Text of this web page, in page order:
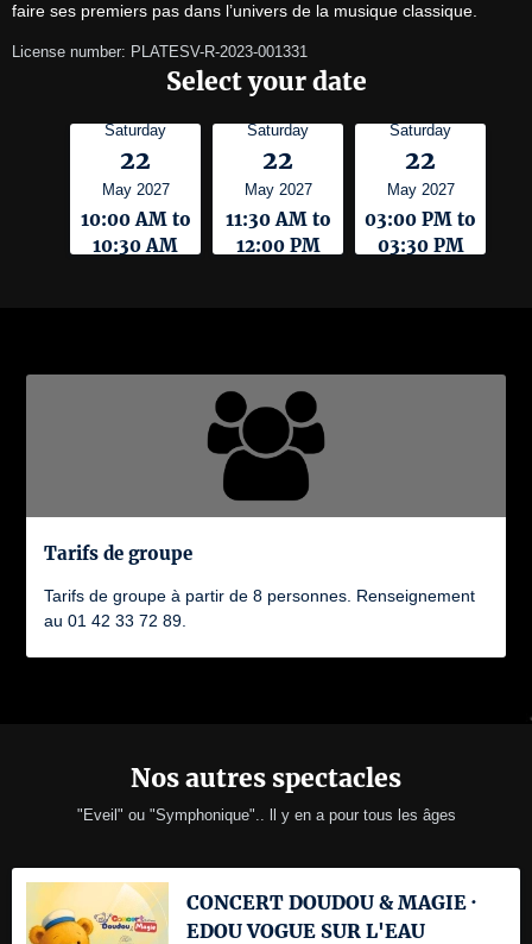
faire ses premiers pas dans l’univers de la musique classique.
License number: PLATESV-R-2023-001331
Select your date
Saturday
22
May 2027
10:00 AM to
10:30 AM
Saturday
22
May 2027
11:30 AM to
12:00 PM
Saturday
22
May 2027
03:00 PM to
03:30 PM
Nos autres spectacles
"Eveil" ou "Symphonique".. ll y en a pour tous les âges
CONCERT DOUDOU & MAGIE ·
EDOU VOGUE SUR L'EAU
Tarifs de groupe
Tarifs de groupe à partir de 8 personnes. Renseignement
au 01 42 33 72 89.